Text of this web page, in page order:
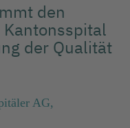
den
der Qualität
AG,